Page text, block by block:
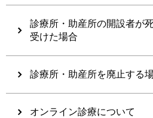
診療所・助産所の開設者が
受けた場合
診療所・助産所を廃止する
オンライン診療について